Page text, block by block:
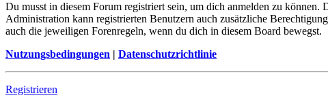
Du musst in diesem Forum registriert sein, um dich anmelden zu
Administration kann registrierten Benutzern auch zusätzliche
auch die jeweiligen Forenregeln, wenn du dich in diesem Board bewegst.
Nutzungsbedingungen | Datenschutzrichtlinie
Registrieren